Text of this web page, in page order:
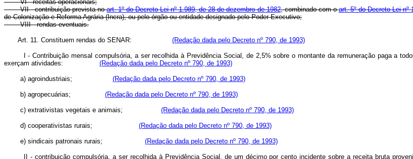
VI - receitas operacionais;
VII - contribuição prevista noart. 1º do Decreto-Lei nº 1.989, de 28 de dezembro de 1982, combinado com oart. 5º do Decreto-Lei nº
de Colonização e Reforma Agrária (Incra), ou pelo órgão ou entidade designado pelo Poder Executivo;
VIII - rendas eventuais.
Art. 11. Constituem rendas do SENAR: (Redação dada pelo Decreto nº 790, de 1993)
I - Contribuição mensal compulsória, a ser recolhida à Previdência Social, de 2,5% sobre o montante da remuneração paga a
exerçam atividades: (Redação dada pelo Decreto nº 790, de 1993)
a) agroindustriais; (Redação dada pelo Decreto nº 790, de 1993)
b) agropecuárias; (Redação dada pelo Decreto nº 790, de 1993)
c) extrativistas vegetais e animais; (Redação dada pelo Decreto nº 790, de 1993)
d) cooperativistas rurais; (Redação dada pelo Decreto nº 790, de 1993)
e) sindicais patronais rurais; (Redação dada pelo Decreto nº 790, de 1993)
II - contribuição compulsória, a ser recolhida à Previdência Social, de um décimo por cento incidente sobre a receita bruta